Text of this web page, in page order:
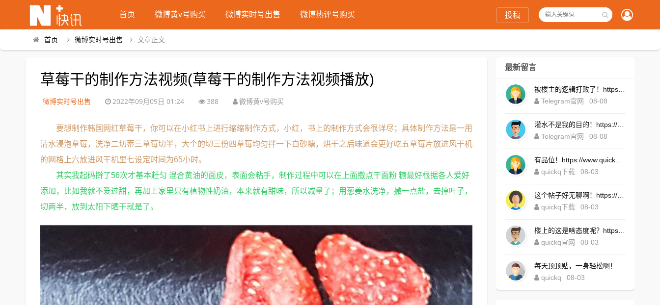
首页 微博黄v号购买 微博实时号出售 微博热评号购买 投稿
首页 微博实时号出售 文章正文
草莓干的制作方法视频(草莓干的制作方法视频播放)
微博实时号出售 2022年09月09日 01:24 388 微博黄v号购买
要想制作韩国网红草莓干，你可以在小红书上进行缩缩制作方式，小红，书上的制作方式会很详尽；具体制作方法是一用
清水浸泡草莓，洗净二切蒂三草莓切半，大个的切三份四草莓均匀拌一下白砂糖，烘干之后味道会更好吃五草莓片放进风干机
的网格上六放进风干机里七设定时间为65小时。
其实我起码擀了56次才基本赶匀 混合黄油的面皮，表面会粘手，制作过程中可以在上面撒点干面粉 糖最好根据各人爱好
添加，比如我就不爱过甜，再加上家里只有植物性奶油，本来就有甜味，所以减量了；用葱姜水洗净，撒一点盐，去掉叶子，
切两半，放到太阳下晒干就是了。
最新留言
Telegram官网
08-08
Telegram官网
08-08
quickq下载
08-03
quickq下载
08-03
quickq官网
08-03
quickq
08-03